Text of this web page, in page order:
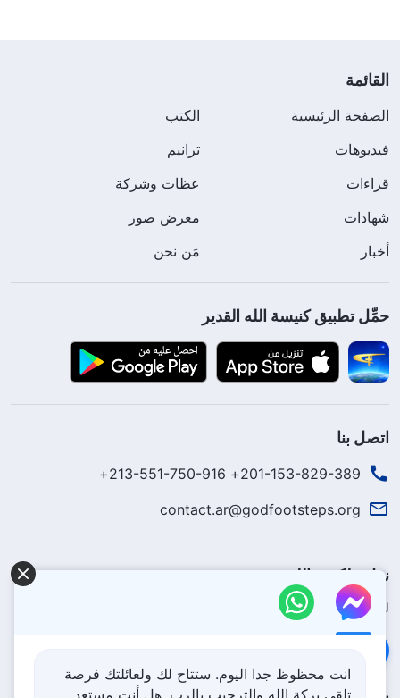
القائمة
الصفحة الرئيسية
الكتب
فيديوهات
ترانيم
قراءات
عظات وشركة
شهادات
معرض صور
أخبار
مَن نحن
حمِّل تطبيق كنيسة الله القدير
اتصل بنا
201-153-829-389+ 213-551-750-916+
contact.ar@godfootsteps.org
نزل ملكوت الله.
لقد نزلت المملكة بالفعل إلى الأرض! هل تريد دخوله؟
انت محظوظ جدا اليوم. ستتاح لك ولعائلتك فرصة
تلقي بركة الله والترحيب بالرب. هل أنت مستعد